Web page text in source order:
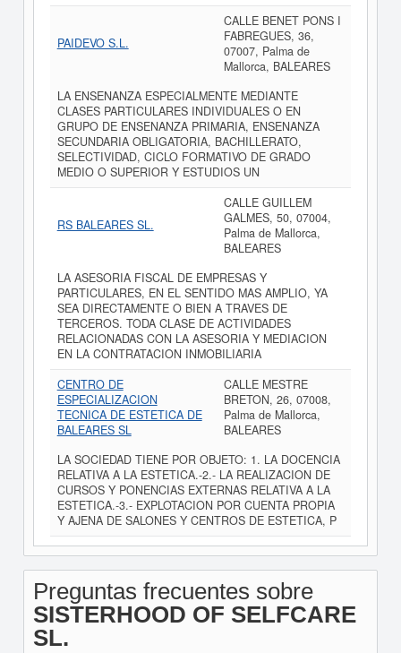
PAIDEVO S.L.
CALLE BENET PONS I
FABREGUES, 36,
07007, Palma de
Mallorca, BALEARES
LA ENSENANZA ESPECIALMENTE MEDIANTE
CLASES PARTICULARES INDIVIDUALES O EN
GRUPO DE ENSENANZA PRIMARIA, ENSENANZA
SECUNDARIA OBLIGATORIA, BACHILLERATO,
SELECTIVIDAD, CICLO FORMATIVO DE GRADO
MEDIO O SUPERIOR Y ESTUDIOS UN
RS BALEARES SL.
CALLE GUILLEM
GALMES, 50, 07004,
Palma de Mallorca,
BALEARES
LA ASESORIA FISCAL DE EMPRESAS Y
PARTICULARES, EN EL SENTIDO MAS AMPLIO, YA
SEA DIRECTAMENTE O BIEN A TRAVES DE
TERCEROS. TODA CLASE DE ACTIVIDADES
RELACIONADAS CON LA ASESORIA Y MEDIACION
EN LA CONTRATACION INMOBILIARIA
CENTRO DE
ESPECIALIZACION
TECNICA DE ESTETICA DE
BALEARES SL
CALLE MESTRE
BRETON, 26, 07008,
Palma de Mallorca,
BALEARES
LA SOCIEDAD TIENE POR OBJETO: 1. LA DOCENCIA
RELATIVA A LA ESTETICA.-2.- LA REALIZACION DE
CURSOS Y PONENCIAS EXTERNAS RELATIVA A LA
ESTETICA.-3.- EXPLOTACION POR CUENTA PROPIA
Y AJENA DE SALONES Y CENTROS DE ESTETICA, P
Preguntas frecuentes sobre
SISTERHOOD OF SELFCARE
SL.